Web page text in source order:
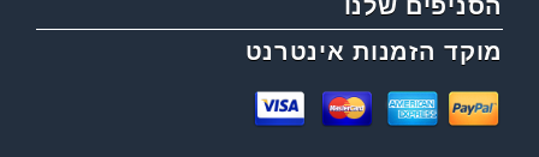
הסניפים שלנו
מוקד הזמנות אינטרנט